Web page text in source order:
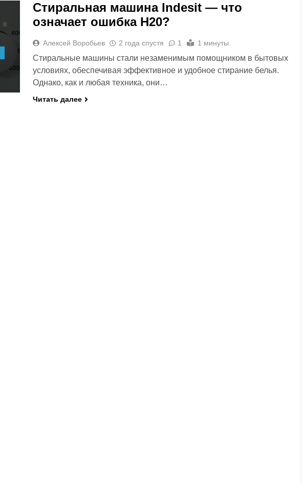
Стиральная машина Indesit — что
означает ошибка H20?
Алексей Воробьев 2 года спустя 1 1 минуты
Стиральные машины стали незаменимым помощником в бытовых
условиях, обеспечивая эффективное и удобное стирание белья.
Однако, как и любая техника, они…
Читать далее